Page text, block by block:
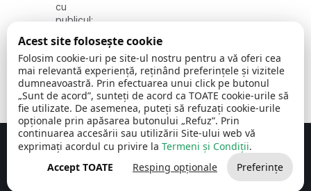
cu
publicul:
08:00 -
16:30
, vineri:
08:00 -
14:00
Comuna Cerchezu © 2026Toate drepturile rezervate
Concept realizat de Big Media Relații Publice SRL
Acest site folosește cookie
Folosim cookie-uri pe site-ul nostru pentru a vă oferi cea
mai relevantă experiență, reținând preferințele și vizitele
dumneavoastră. Prin efectuarea unui click pe butonul
„Sunt de acord”, sunteți de acord ca TOATE cookie-urile să
fie utilizate. De asemenea, puteți să refuzați cookie-urile
opționale prin apăsarea butonului „Refuz”. Prin
continuarea accesării sau utilizării Site-ului web vă
exprimați acordul cu privire la Termeni și Condiții.
Accept TOATE
Resping opționale Preferințe